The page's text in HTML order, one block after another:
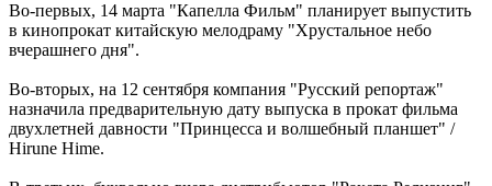
Во-первых, 14 марта "Капелла Фильм" планирует выпустить
в кинопрокат китайскую мелодраму "Хрустальное небо
вчерашнего дня".
Во-вторых, на 12 сентября компания "Русский репортаж"
назначила предварительную дату выпуска в прокат фильма
двухлетней давности "Принцесса и волшебный планшет" /
Hirune Hime.